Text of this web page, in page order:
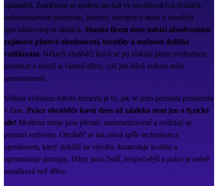
uplatnění. Zaměstnat se mohou nechat ve strojírenských firmách,
automobilovém průmyslu, letectví, energetice nebo v menších
specializovaných dílnách. Mnoho firem dnes nabízí absolventům
zajímavé platové ohodnocení, benefity a možnost dalšího
vzdělávání. Někteří obráběči kovů se po získání praxe rozhodnou
podnikat a založí si vlastní dílnu, což jim dává velkou míru
samostatnosti.
Velkou výhodou tohoto řemesla je to, jak se jeho podstata proměnila
v čase. Práce obráběče kovů dnes už zdaleka není jen o fyzické
síle! Moderní stroje jsou přesné, automatizované a ovládají se
pomocí softwaru. Obráběč se tak stává spíše technikem a
operátorem, který dohlíží na výrobu, kontroluje kvalitu a
optimalizuje postupy. Dílny jsou čistší, bezpečnější a práce je méně
namáhavá než dříve.